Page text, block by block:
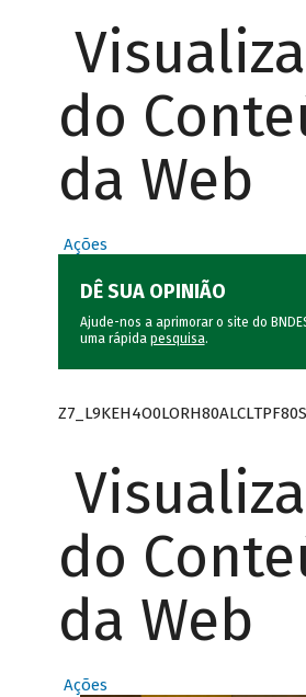
do
da Web
Ações
DÊ SUA OPINIÃO
Ajude-nos a aprimorar o site do
uma rápida pesquisa.
do
da Web
Ações